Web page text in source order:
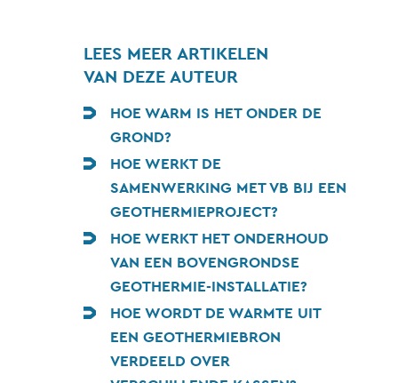
LEES MEER ARTIKELEN
VAN DEZE AUTEUR
HOE WARM IS HET ONDER DE
GROND?
HOE WERKT DE
SAMENWERKING MET VB BIJ EEN
GEOTHERMIEPROJECT?
HOE WERKT HET ONDERHOUD
VAN EEN BOVENGRONDSE
GEOTHERMIE-INSTALLATIE?
HOE WORDT DE WARMTE UIT
EEN GEOTHERMIEBRON
VERDEELD OVER